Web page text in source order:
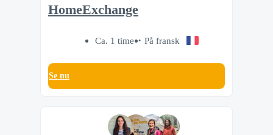
HomeExchange
Ca. 1 time På fransk
Se nu